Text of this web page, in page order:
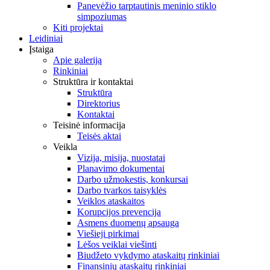
Panevėžio tarptautinis meninio stiklo
simpoziumas
Kiti projektai
Leidiniai
Įstaiga
Apie galeriją
Rinkiniai
Struktūra ir kontaktai
Struktūra
Direktorius
Kontaktai
Teisinė informacija
Teisės aktai
Veikla
Vizija, misija, nuostatai
Planavimo dokumentai
Darbo užmokestis, konkursai
Darbo tvarkos taisyklės
Veiklos ataskaitos
Korupcijos prevencija
Asmens duomenų apsauga
Viešieji pirkimai
Lėšos veiklai viešinti
Biudžeto vykdymo ataskaitų rinkiniai
Finansinių ataskaitų rinkiniai